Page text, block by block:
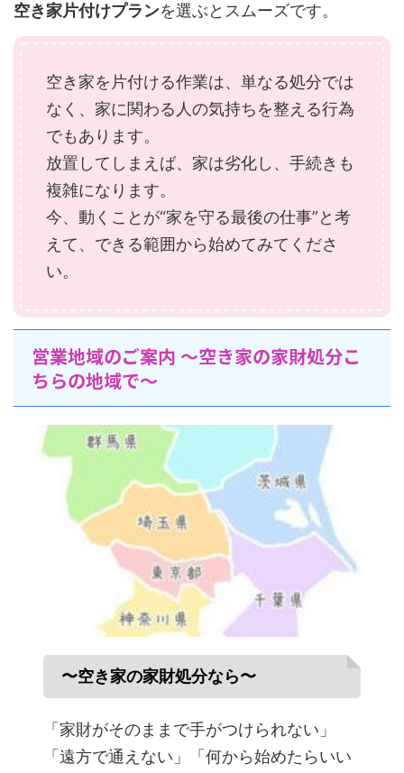
空き家片付けプランを選ぶとスムーズです。
空き家を片付ける作業は、単なる処分では
なく、家に関わる人の気持ちを整える行為
でもあります。
放置してしまえば、家は劣化し、手続きも
複雑になります。
今、動くことが“家を守る最後の仕事”と考
えて、できる範囲から始めてみてくださ
い。
営業地域のご案内 〜空き家の家財処分こ
ちらの地域で〜
〜空き家の家財処分なら〜
「家財がそのままで手がつけられない」
「遠方で通えない」「何から始めたらいい